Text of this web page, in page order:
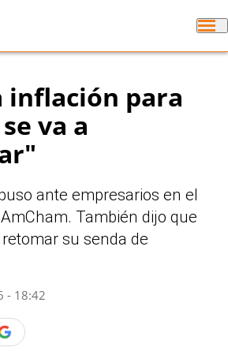
inflación para
va a
ante empresarios en el
También dijo que
su senda de
- 18:42